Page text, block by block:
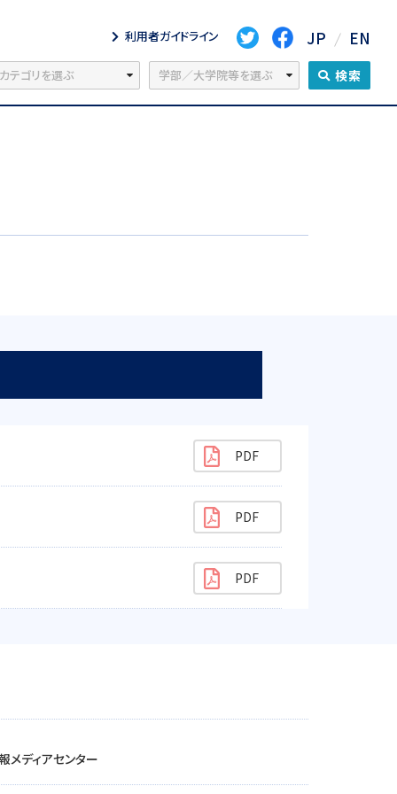
利用者ガイドライン JP EN
検索
メディアセンター